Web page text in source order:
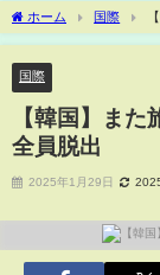
ホーム 国際
国際
【韓国】ま
全員脱出
2025年1月29日